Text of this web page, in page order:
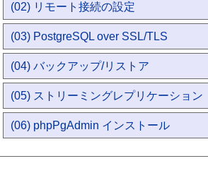
(02) リモート接続の設定
(03) PostgreSQL over SSL/TLS
(04) バックアップ/リストア
(05) ストリーミングレプリケーション
(06) phpPgAdmin インストール